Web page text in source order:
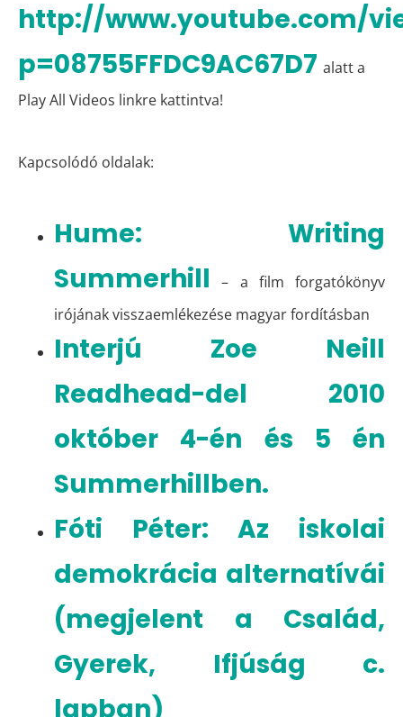
http://www.youtube.com/
p=08755FFDC9AC67D7 alatt a
Play All Videos linkre kattintva!
Kapcsolódó oldalak:
Hume: Writing
Summerhill – a film forgatókönyv
irójának visszaemlékezése magyar fordításban
Interjú Zoe Neill
Readhead-del 2010
október 4-én és 5 én
Summerhillben.
Fóti Péter: Az iskolai
demokrácia alternatívái
(megjelent a Család,
Gyerek, Ifjúság c.
lapban)